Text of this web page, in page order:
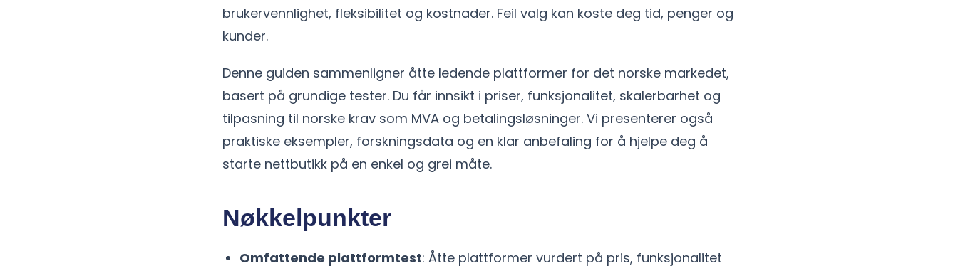
brukervennlighet, fleksibilitet og kostnader. Feil valg kan koste deg tid, penger og
kunder.
Denne guiden sammenligner åtte ledende plattformer for det norske markedet,
basert på grundige tester. Du får innsikt i priser, funksjonalitet, skalerbarhet og
tilpasning til norske krav som MVA og betalingsløsninger. Vi presenterer også
praktiske eksempler, forskningsdata og en klar anbefaling for å hjelpe deg å
starte nettbutikk på en enkel og grei måte.
Nøkkelpunkter
Omfattende plattformtest: Åtte plattformer vurdert på pris, funksjonalitet